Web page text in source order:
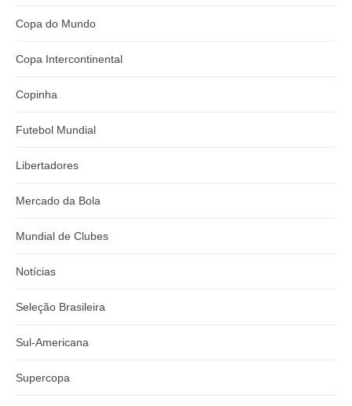
Copa do Mundo
Copa Intercontinental
Copinha
Futebol Mundial
Libertadores
Mercado da Bola
Mundial de Clubes
Notícias
Seleção Brasileira
Sul-Americana
Supercopa